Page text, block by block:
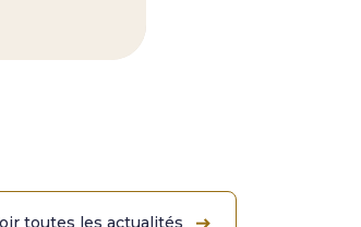
toutes les actualités